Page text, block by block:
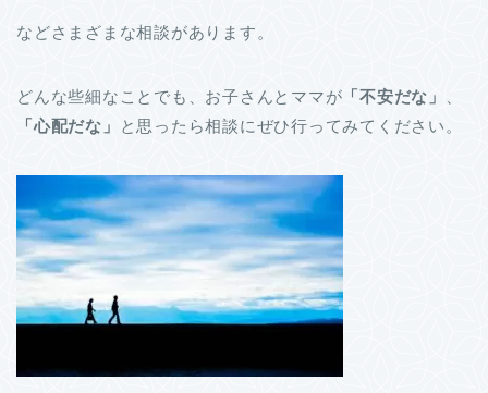
などさまざまな相談があります。
どんな些細なことでも、お子さんとママが 「不安だな」
「心配だな」
と思ったら相談にぜひ行ってみてください。